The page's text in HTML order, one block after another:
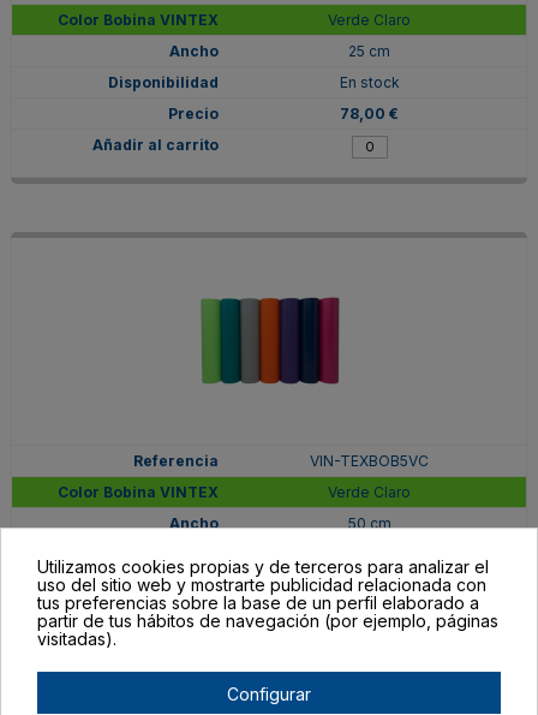
Verde Claro
25 cm
En stock
78,00 €
VIN-TEXBOB5VC
Verde Claro
50 cm
156,01 €
Utilizamos cookies propias y de terceros para analizar el
uso del sitio web y mostrarte publicidad relacionada con
tus preferencias sobre la base de un perfil elaborado a
partir de tus hábitos de navegación (por ejemplo, páginas
visitadas).
Configurar